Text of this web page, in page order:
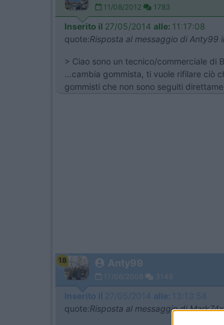
11/08/2012 1783
Inserito il 27/05/2014 alle: 11:17:08
quote:Risposta al messaggio di
> Ciao sono un tecnico/commerciale di
...cambia gommista, ti vuole rifilare ciò
gommisti che non sono seguiti
18 Anty99
17/06/2008 3149
Inserito il 27/05/2014 alle: 13:13:58
quote:Risposta al messaggio di